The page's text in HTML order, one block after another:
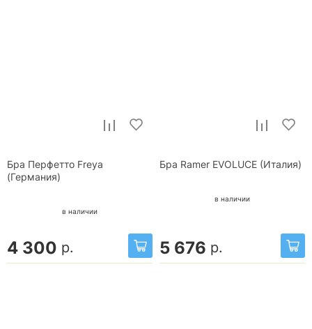
Бра Перфетто Freya
(Германия)
в наличии
4 300 р.
Бра Ramer EVOLUCE (Италия)
в наличии
5 676 р.